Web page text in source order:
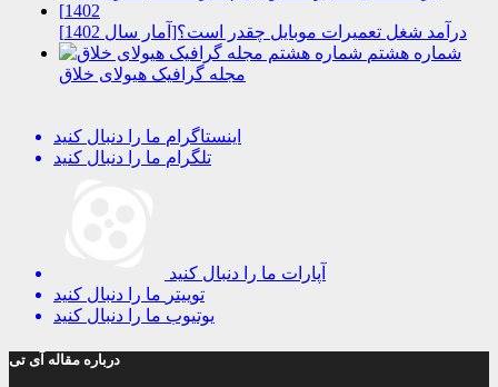
درآمد شغل تعمیرات موبایل چقدر است؟[آمار سال 1402]
شماره هشتم
مجله گرافیک هیولای خلاق
اینستاگرام ما را دنبال کنید
تلگرام ما را دنبال کنید
آپارات ما را دنبال کنید
توییتر ما را دنبال کنید
یوتیوب ما را دنبال کنید
درباره مقاله آی تی